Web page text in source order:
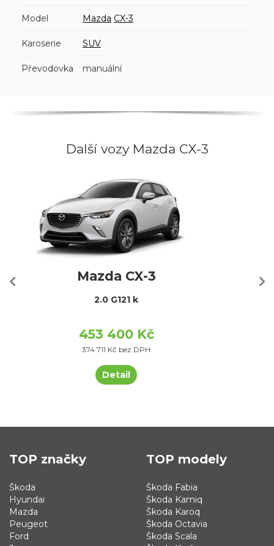
Model Mazda CX-3
Karoserie SUV
Převodovka manuální
Další vozy Mazda CX-3
Mazda CX-3
2.0 G121 k
453 400 Kč
374 711 Kč bez DPH
Detail
TOP značky
Škoda
Hyundai
Mazda
Peugeot
Ford
TOP modely
Škoda Fabia
Škoda Kamiq
Škoda Karoq
Škoda Octavia
Škoda Scala